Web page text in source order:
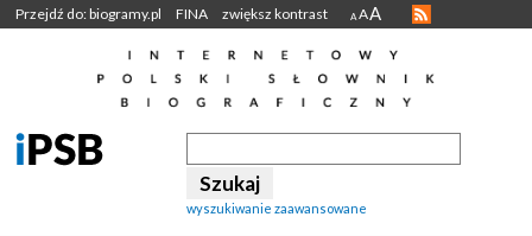
Przejdź do: biogramy.pl FINA zwiększ kontrast A AA
wyszukiwanie zaawansowane